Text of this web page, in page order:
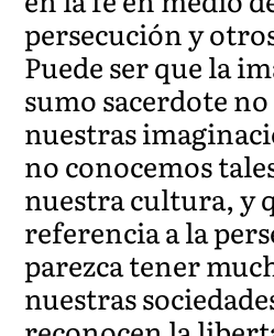
persecución y
Puede ser que la
sumo sacerdote
nuestras
no conocemos
nuestra cultura, y
referencia a la
parezca tener
nuestras